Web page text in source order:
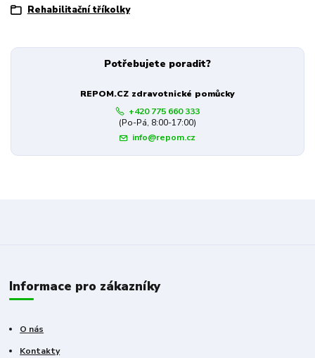
Rehabilitační tříkolky
Potřebujete poradit?
REPOM.CZ zdravotnické pomůcky
+420 775 660 333
(Po-Pá, 8:00-17:00)
info@repom.cz
Informace pro zákazníky
O nás
Kontakty